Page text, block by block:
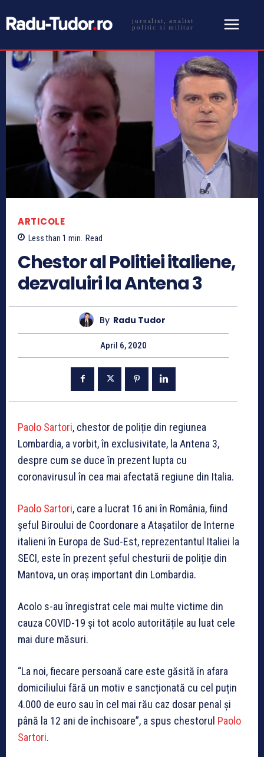
jurnalist, analist
politic si militar
ARTICOLE
Less than 1 min. Read
Chestor al Politiei italiene,
dezvaluiri la Antena 3
By Radu Tudor
April 6, 2020
Paolo Sartori, chestor de poliție din regiunea
Lombardia, a vorbit, în exclusivitate, la Antena 3,
despre cum se duce în prezent lupta cu
coronavirusul în cea mai afectată regiune din Italia.
Paolo Sartori, care a lucrat 16 ani în România, fiind
șeful Biroului de Coordonare a Atașatilor de Interne
italieni în Europa de Sud-Est, reprezentantul Italiei la
SECI, este în prezent șeful chesturii de poliție din
Mantova, un oraș important din Lombardia.
Acolo s-au înregistrat cele mai multe victime din
cauza COVID-19 și tot acolo autoritățile au luat cele
mai dure măsuri.
“La noi, fiecare persoană care este găsită în afara
domiciliului fără un motiv e sancționată cu cel puțin
4.000 de euro sau în cel mai rău caz dosar penal și
până la 12 ani de închisoare”, a spus chestorul Paolo
Sartori.